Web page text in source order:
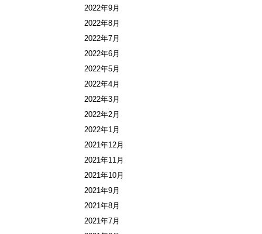
2022年9月
2022年8月
2022年7月
2022年6月
2022年5月
2022年4月
2022年3月
2022年2月
2022年1月
2021年12月
2021年11月
2021年10月
2021年9月
2021年8月
2021年7月